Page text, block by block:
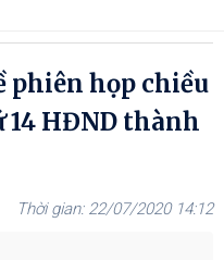
phiên họp chiều
14 HĐND thành
22/07/2020 14:12